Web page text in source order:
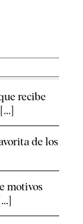
recibe
de los
motivos